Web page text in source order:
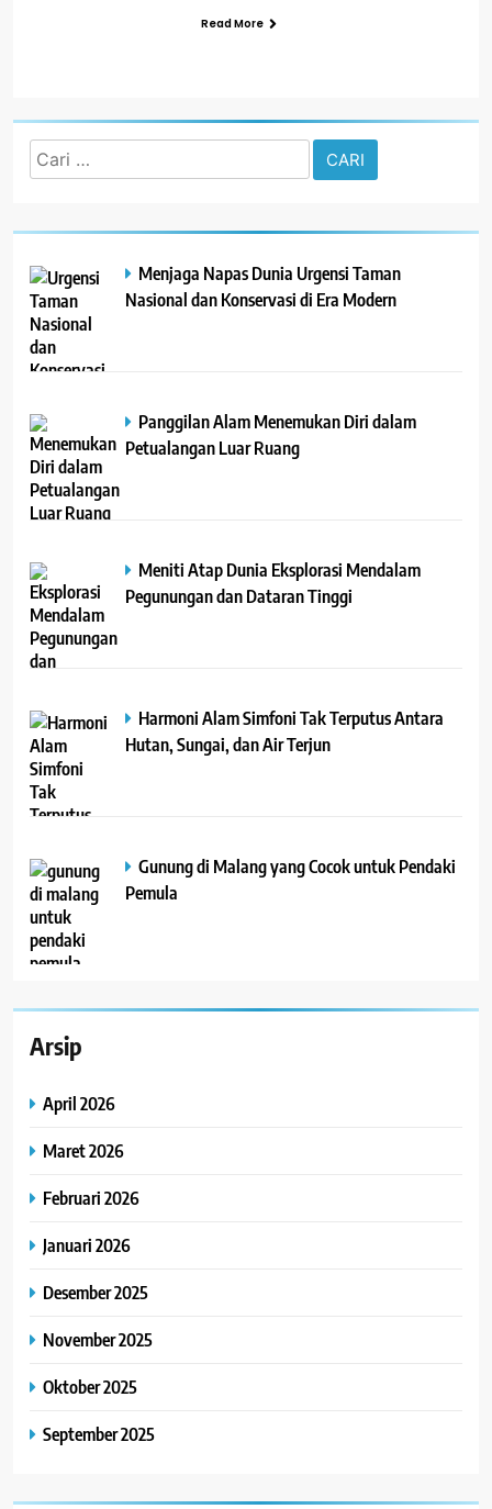
Read More
Cari
untuk:
Menjaga Napas Dunia Urgensi Taman
Nasional dan Konservasi di Era Modern
Panggilan Alam Menemukan Diri dalam
Petualangan Luar Ruang
Meniti Atap Dunia Eksplorasi Mendalam
Pegunungan dan Dataran Tinggi
Harmoni Alam Simfoni Tak Terputus Antara
Hutan, Sungai, dan Air Terjun
Gunung di Malang yang Cocok untuk Pendaki
Pemula
Arsip
April 2026
Maret 2026
Februari 2026
Januari 2026
Desember 2025
November 2025
Oktober 2025
September 2025